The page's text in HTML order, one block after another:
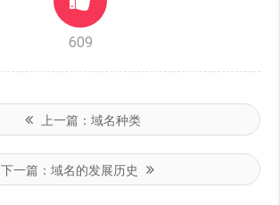
609
上一篇： 域名种类
下一篇：域名的发展历史